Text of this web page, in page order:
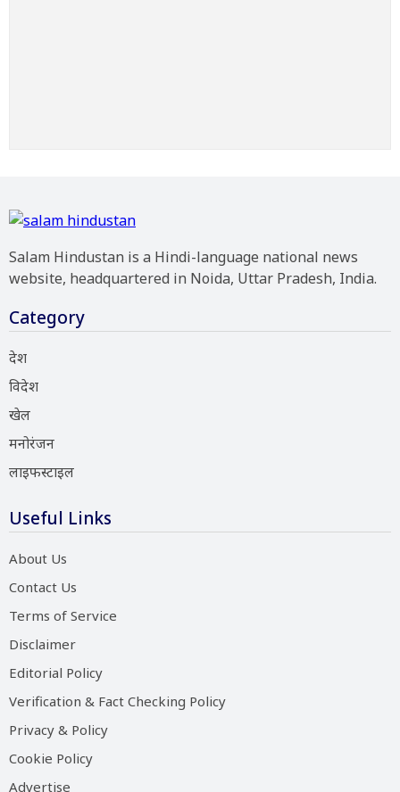
Salam Hindustan is a Hindi-language national news
website, headquartered in Noida, Uttar Pradesh, India.
Category
देश
विदेश
खेल
मनोरंजन
लाइफस्टाइल
Useful Links
About Us
Contact Us
Terms of Service
Disclaimer
Editorial Policy
Verification & Fact Checking Policy
Privacy & Policy
Cookie Policy
Advertise